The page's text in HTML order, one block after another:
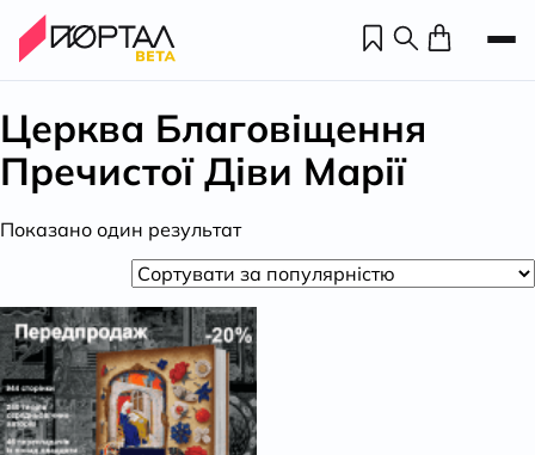
Церква Благовіщення
Пречистої Діви Марії
Показано один результат